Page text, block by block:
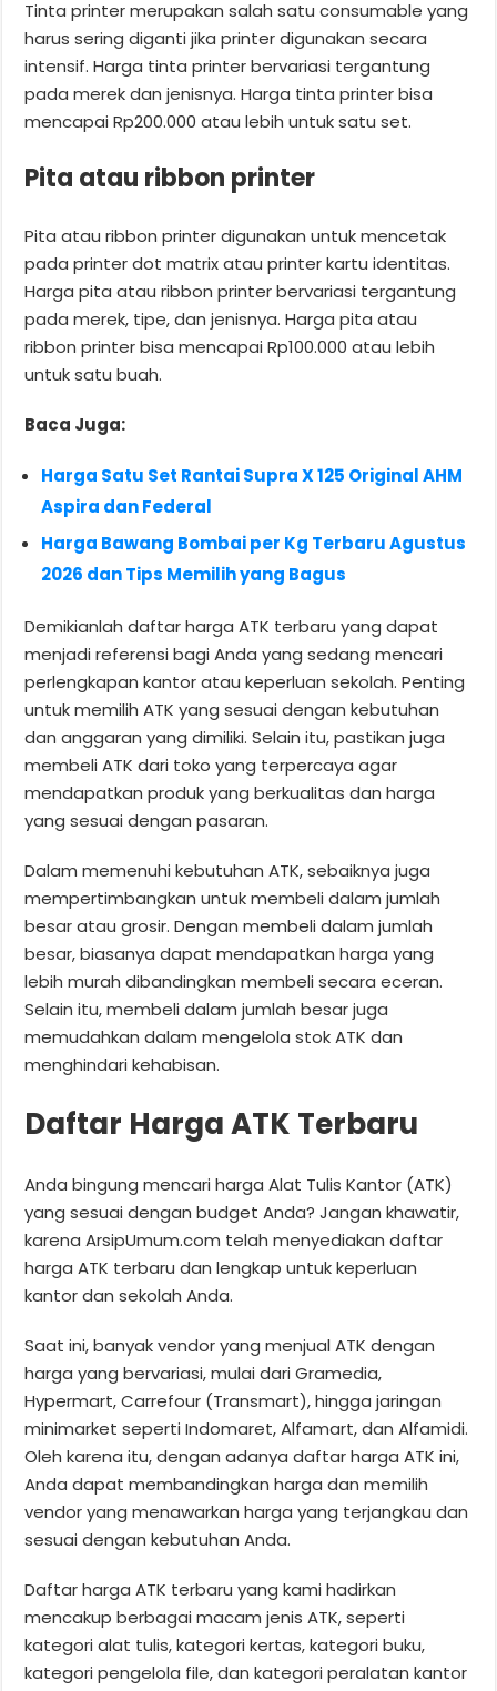
Tinta printer merupakan salah satu consumable yang
harus sering diganti jika printer digunakan secara
intensif. Harga tinta printer bervariasi tergantung
pada merek dan jenisnya. Harga tinta printer bisa
mencapai Rp200.000 atau lebih untuk satu set.
Pita atau ribbon printer
Pita atau ribbon printer digunakan untuk mencetak
pada printer dot matrix atau printer kartu identitas.
Harga pita atau ribbon printer bervariasi tergantung
pada merek, tipe, dan jenisnya. Harga pita atau
ribbon printer bisa mencapai Rp100.000 atau lebih
untuk satu buah.
Baca Juga:
Harga Satu Set Rantai Supra X 125 Original AHM
Aspira dan Federal
Harga Bawang Bombai per Kg Terbaru Agustus
2026 dan Tips Memilih yang Bagus
Demikianlah daftar harga ATK terbaru yang dapat
menjadi referensi bagi Anda yang sedang mencari
perlengkapan kantor atau keperluan sekolah. Penting
untuk memilih ATK yang sesuai dengan kebutuhan
dan anggaran yang dimiliki. Selain itu, pastikan juga
membeli ATK dari toko yang terpercaya agar
mendapatkan produk yang berkualitas dan harga
yang sesuai dengan pasaran.
Dalam memenuhi kebutuhan ATK, sebaiknya juga
mempertimbangkan untuk membeli dalam jumlah
besar atau grosir. Dengan membeli dalam jumlah
besar, biasanya dapat mendapatkan harga yang
lebih murah dibandingkan membeli secara eceran.
Selain itu, membeli dalam jumlah besar juga
memudahkan dalam mengelola stok ATK dan
menghindari kehabisan.
Daftar Harga ATK Terbaru
Anda bingung mencari harga Alat Tulis Kantor (ATK)
yang sesuai dengan budget Anda? Jangan khawatir,
karena ArsipUmum.com telah menyediakan daftar
harga ATK terbaru dan lengkap untuk keperluan
kantor dan sekolah Anda.
Saat ini, banyak vendor yang menjual ATK dengan
harga yang bervariasi, mulai dari Gramedia,
Hypermart, Carrefour (Transmart), hingga jaringan
minimarket seperti Indomaret, Alfamart, dan Alfamidi.
Oleh karena itu, dengan adanya daftar harga ATK ini,
Anda dapat membandingkan harga dan memilih
vendor yang menawarkan harga yang terjangkau dan
sesuai dengan kebutuhan Anda.
Daftar harga ATK terbaru yang kami hadirkan
mencakup berbagai macam jenis ATK, seperti
kategori alat tulis, kategori kertas, kategori buku,
kategori pengelola file, dan kategori peralatan kantor